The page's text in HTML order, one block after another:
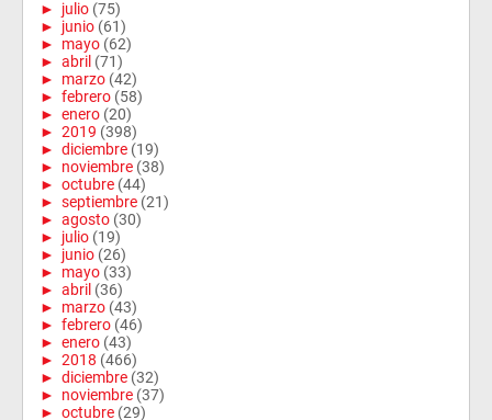
► julio (75)
► junio (61)
► mayo (62)
► abril (71)
► marzo (42)
► febrero (58)
► enero (20)
► 2019 (398)
► diciembre (19)
► noviembre (38)
► octubre (44)
► septiembre (21)
► agosto (30)
► julio (19)
► junio (26)
► mayo (33)
► abril (36)
► marzo (43)
► febrero (46)
► enero (43)
► 2018 (466)
► diciembre (32)
► noviembre (37)
► octubre (29)